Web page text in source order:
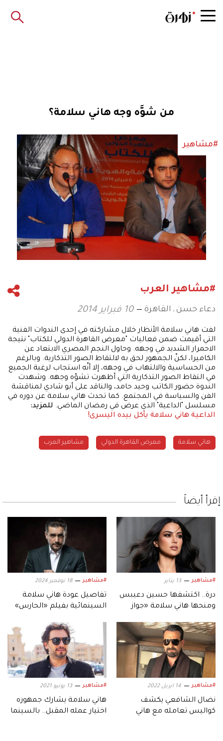
من شوَّه وجه هاني سلامة؟
#مشاهير
#مشاهير العرب
دعاء حسن ـ القاهرة 10 فبراير 2014
لفت هاني سلامة الأنظار خلال مشاركته في إحدى الندوات الفنية
التي أقيمت ضمن فعاليات "معرض القاهرة الدولي للكتاب" نتيجة
الاحمرار الشديد في وجهه. وحاول النجم المصري الابتعاد عن
الكاميرا، لكنّ الجمهور لحق به لالتقاط الصور التذكارية. وبالرغم
من الحساسية والالتهاب في وجهه، إلا أنّه استجاب لرغبة الجميع
في التقاط الصور التذكارية التي أظهرت تشوّه وجهه. وشهدت
الندوة حضور الكاتب وحيد حامد، والناقد على أبو شادي لمناقشة
الفن والسياسة في المجتمع. كما تحدث هاني سلامة عن دوره في
مسلسل "الداعية" الذي عرض في رمضان الماضي. للمزيد:
الداعية هاني سلامة يأكل بيده اليسرى!
هاني سلامة معرض القاهرة الدولي مشاهير العرب
إقرأ أيضاً
#مشاهير 13 يناير
درة.. اكتشفها حسين دعيبس
ومنحها هاني سلامة «جواز
#مشاهير 18 نوفمبر 2024
تفاصيل عودة هاني سلامة
السينمائية بفيلم «الحارس»
#مشاهير 14 ابريل 2022
نضال الشافعي يكشف
كواليس تعامله مع هاني
#مشاهير 13 يونيو 2021
هاني سلامة يشارك جمهوره
اختيار عمله المقبل.. بالسينما